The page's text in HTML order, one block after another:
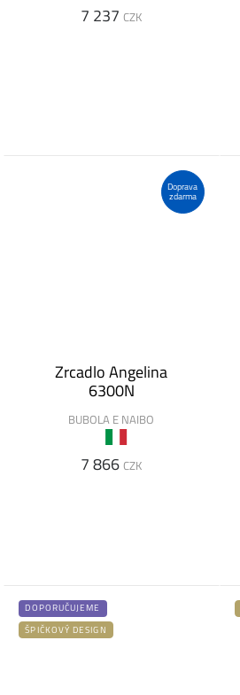
7 237 CZK
Doprava
zdarma
Zrcadlo Angelina
6300N
BUBOLA E NAIBO
7 866 CZK
DOPORUČUJEME
ŠPIČKOVÝ DESIGN